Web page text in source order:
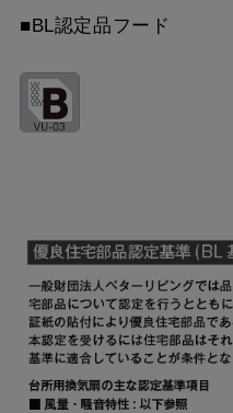
MPB-7665 SBK
YMP665-C300 BK
YMP665-C300 W
YMKP465-C350 BK
YMKP465-C350 W
YMKP465-C350 SI
■BL認定品フード